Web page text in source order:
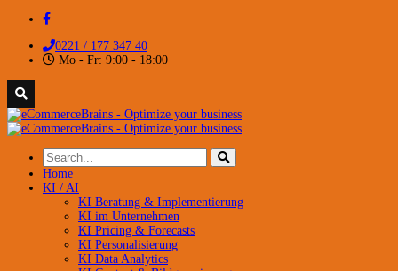
0221 / 177 347 40
Mo - Fr: 9:00 - 18:00
Home
KI / AI
KI Beratung & Implementierung
KI im Unternehmen
KI Pricing & Forecasts
KI Personalisierung
KI Data Analytics